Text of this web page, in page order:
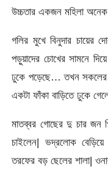
উচ্চতার একজন মহিলা অনেক
গলির মুখে বিনুদার চায়ের
পড়ুয়াদের চোখের সামনে
ঢুকে পড়েছে… তখন সকলের
একটা ফাঁকা বাড়িতে ঢুকে
মাতব্বর গোছের দু চার জন
চাইলেন| ভদ্রলোক
তরফের বড় ছেলের শালা|